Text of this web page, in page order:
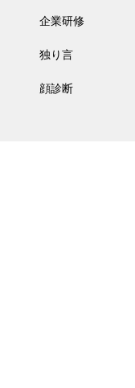
企業研修
独り言
顔診断